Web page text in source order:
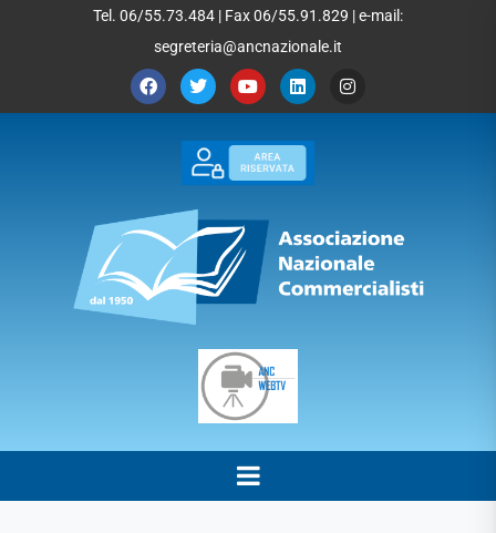
Tel. 06/55.73.484 | Fax 06/55.91.829 | e-mail:
segreteria@ancnazionale.it